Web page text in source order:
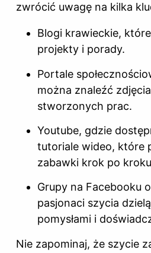
zwrócić uwagę na kilka
Blogi krawieckie,
projekty i porady.
Portale
można znaleźć
stworzonych prac.
Youtube, gdzie
tutoriale wideo, które
zabawki krok po kroku
Grupy na Facebooku
pasjonaci szycia
pomysłami i
Nie zapominaj, że szycie